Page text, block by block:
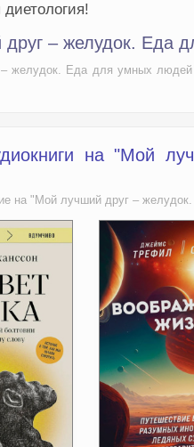
диетология!
– желудок. Еда
желудок. Еда для умных людей
на "Мой
на "Мой лучший друг –